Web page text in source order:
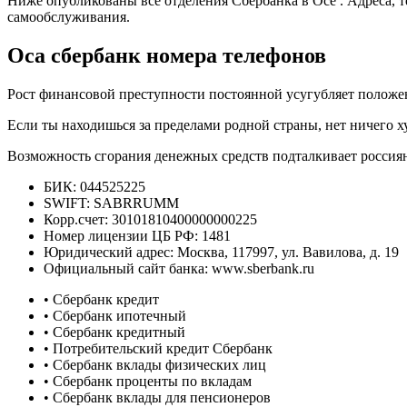
самообслуживания.
Оса сбербанк номера телефонов
Рост финансовой преступности постоянной усугубляет
Если ты находишься за пределами родной страны, нет ничего
Возможность сгорания денежных средств подталкивает
БИК: 044525225
SWIFT: SABRRUMM
Корр.счет: 30101810400000000225
Номер лицензии ЦБ РФ: 1481
Юридический адрес: Москва, 117997, ул. Вавилова, д. 19
Официальный сайт банка: www.sberbank.ru
• Сбербанк кредит
• Сбербанк ипотечный
• Сбербанк кредитный
• Потребительский кредит Сбербанк
• Сбербанк вклады физических лиц
• Сбербанк проценты по вкладам
• Сбербанк вклады для пенсионеров